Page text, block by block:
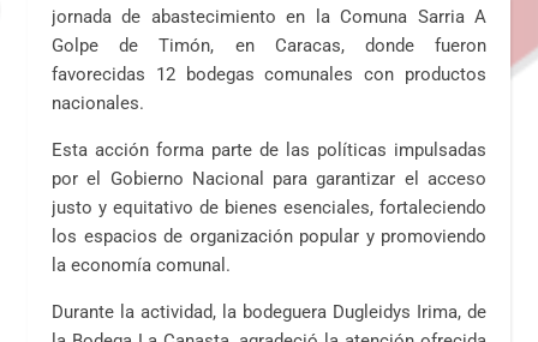
jornada de abastecimiento en la Comuna Sarria A
Golpe de Timón, en Caracas, donde fueron
favorecidas 12 bodegas comunales con productos
nacionales.
Esta acción forma parte de las políticas impulsadas
por el Gobierno Nacional para garantizar el acceso
justo y equitativo de bienes esenciales, fortaleciendo
los espacios de organización popular y promoviendo
la economía comunal.
Durante la actividad, la bodeguera Dugleidys Irima, de